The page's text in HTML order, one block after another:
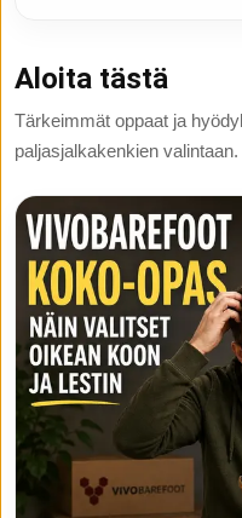
Aloita tästä
Tärkeimmät oppaat ja
paljasjalkakenkien valintaan.